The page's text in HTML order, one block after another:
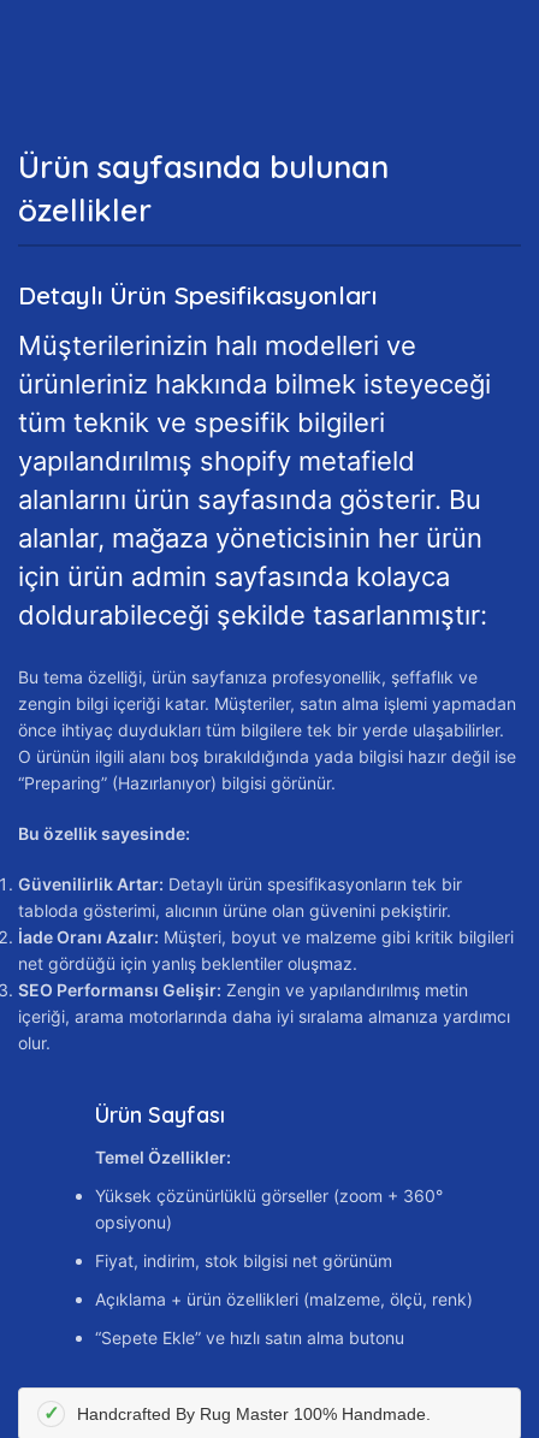
Ürün sayfasında bulunan
özellikler
Detaylı Ürün Spesifikasyonları
Müşterilerinizin halı modelleri ve
ürünleriniz hakkında bilmek isteyeceği
tüm teknik ve spesifik bilgileri
yapılandırılmış shopify metafield
alanlarını ürün sayfasında gösterir. Bu
alanlar, mağaza yöneticisinin her ürün
için ürün admin sayfasında kolayca
doldurabileceği şekilde tasarlanmıştır:
Bu tema özelliği, ürün sayfanıza profesyonellik, şeffaflık ve
zengin bilgi içeriği katar. Müşteriler, satın alma işlemi yapmadan
önce ihtiyaç duydukları tüm bilgilere tek bir yerde ulaşabilirler.
O ürünün ilgili alanı boş bırakıldığında yada bilgisi hazır değil ise
“Preparing” (Hazırlanıyor) bilgisi görünür.
Bu özellik sayesinde:
Güvenilirlik Artar: Detaylı ürün spesifikasyonların tek bir
tabloda gösterimi, alıcının ürüne olan güvenini pekiştirir.
İade Oranı Azalır: Müşteri, boyut ve malzeme gibi kritik bilgileri
net gördüğü için yanlış beklentiler oluşmaz.
SEO Performansı Gelişir: Zengin ve yapılandırılmış metin
içeriği, arama motorlarında daha iyi sıralama almanıza yardımcı
olur.
Ürün Sayfası
Temel Özellikler:
Yüksek çözünürlüklü görseller (zoom + 360°
opsiyonu)
Fiyat, indirim, stok bilgisi net görünüm
Açıklama + ürün özellikleri (malzeme, ölçü, renk)
“Sepete Ekle” ve hızlı satın alma butonu
Handcrafted By Rug Master 100% Handmade.